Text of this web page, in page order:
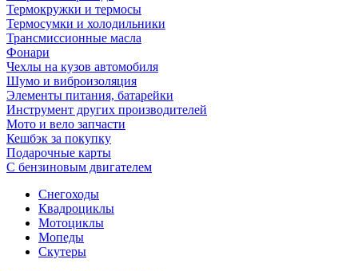
Термокружки и термосы
Термосумки и холодильники
Трансмиссионные масла
Фонари
Чехлы на кузов автомобиля
Шумо и виброизоляция
Элементы питания, батарейки
Инструмент других производителей
Мото и вело запчасти
Кешбэк за покупку
Подарочные карты
С бензиновым двигателем
Снегоходы
Квадроциклы
Мотоциклы
Мопеды
Скутеры